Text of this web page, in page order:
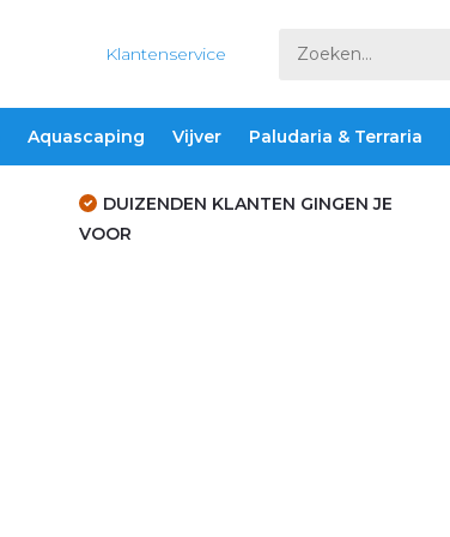
Klantenservice
Aquascaping Vijver Paludaria & Terraria
DUIZENDEN KLANTEN GINGEN JE
VOOR